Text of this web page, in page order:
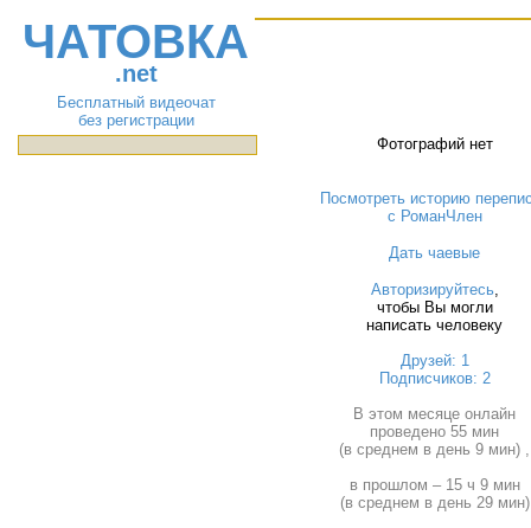
ЧАТОВКА
.net
Бесплатный видеочат
без регистрации
Фотографий нет
Посмотреть историю
с РоманЧлен
Дать чаевые
Авторизируйтесь,
чтобы Вы могли
написать человеку
Друзей: 1
Подписчиков: 2
В этом месяце онлайн
проведено 55 мин
(в среднем в день 9 мин) ,
в прошлом – 15 ч 9 мин
(в среднем в день 29 мин)